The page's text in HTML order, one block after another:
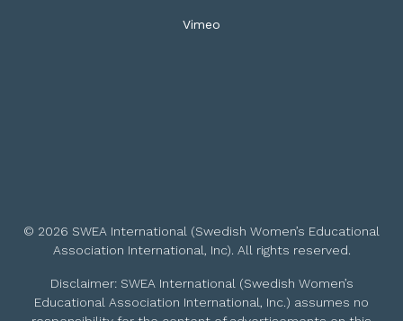
Vimeo
© 2026 SWEA International (Swedish Women’s Educational
Association International, Inc). All rights reserved.
Disclaimer: SWEA International (Swedish Women’s
Educational Association International, Inc.) assumes no